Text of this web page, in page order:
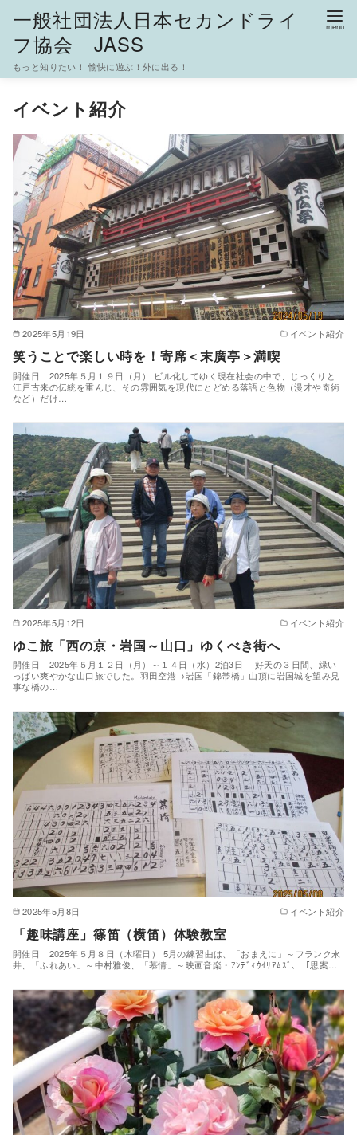
一般社団法人日本セカンドライ
フ協会 JASS
もっと知りたい！ 愉快に遊ぶ！外に出る！
イベント紹介
2025年5月19日 イベント紹介
笑うことで楽しい時を！寄席＜末廣亭＞満喫
開催日 2025年５月１９日（月） ビル化してゆく現在社会の中で、じっくりと
江戸古来の伝統を重んじ、その雰囲気を現代にとどめる落語と色物（漫才や奇術
など）だけ…
2025年5月12日 イベント紹介
ゆこ旅「西の京・岩国～山口」ゆくべき街へ
開催日 2025年５月１２日（月）～１４日（水）2泊3日 好天の３日間、緑い
っぱい爽やかな山口旅でした。羽田空港→岩国「錦帯橋」山頂に岩国城を望み見
事な橋の…
2025年5月8日 イベント紹介
「趣味講座」篠笛（横笛）体験教室
開催日 2025年５月８日（木曜日） 5月の練習曲は、「おまえに」～フランク永
井、「ふれあい」～中村雅俊、「慕情」～映画音楽・ｱﾝﾃﾞｨｳｲﾘｱﾑｽﾞ、「思案…